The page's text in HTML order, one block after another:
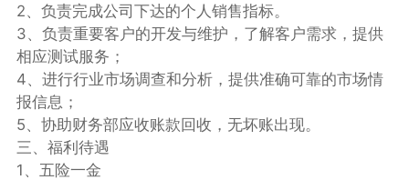
2、负责完成公司下达的个人销售指标。
3、负责重要客户的开发与维护，了解客户需求，提供
相应测试服务；
4、进行行业市场调查和分析，提供准确可靠的市场情
报信息；
5、协助财务部应收账款回收，无坏账出现。
三、福利待遇
1、五险一金